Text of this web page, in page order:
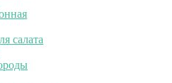
салата